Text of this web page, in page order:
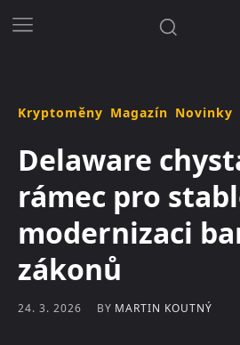
Kryptoměny Magazín Novinky
Delaware
rámec pro
modernizaci
zákonů
24. 3. 2026 BY MARTIN KOUTNÝ